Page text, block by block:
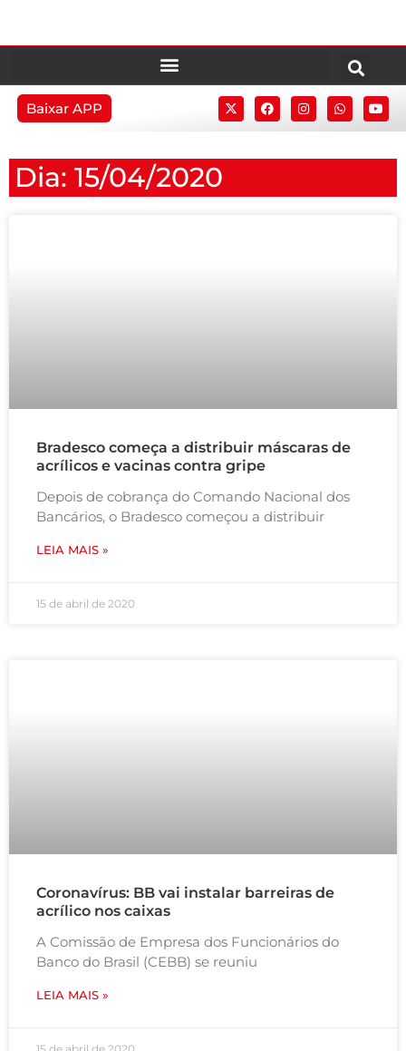
Baixar APP
Dia: 15/04/2020
Bradesco começa a distribuir máscaras de
acrílicos e vacinas contra gripe
Depois de cobrança do Comando Nacional dos
Bancários, o Bradesco começou a distribuir
LEIA MAIS »
15 de abril de 2020
Coronavírus: BB vai instalar barreiras de
acrílico nos caixas
A Comissão de Empresa dos Funcionários do
Banco do Brasil (CEBB) se reuniu
LEIA MAIS »